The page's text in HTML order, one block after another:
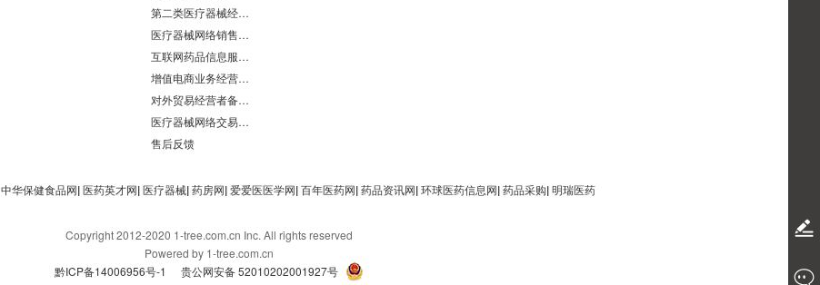
第二类医疗器械经营备案凭证
医疗器械网络销售备案
互联网药品信息服务资格证书
增值电商业务经营许可证
对外贸易经营者备案登记表/海关报关单位注册登记证书
医疗器械网络交易服务第三方平台备案凭证
售后反馈
中华保健食品网| 医药英才网| 医疗器械| 药房网| 爱爱医医学网| 百年医药网| 药品资讯网| 环球医药信息网| 药品采购| 明瑞医药
Copyright 2012-2020 1-tree.com.cn Inc. All rights reserved
Powered by 1-tree.com.cn
黔ICP备14006956号-1
贵公网安备 52010202001927号